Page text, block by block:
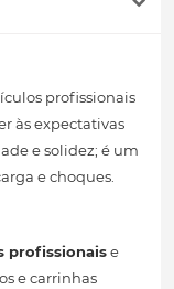
profissionais
às expectativas
e solidez; é um
e choques.
profissionaise
e carrinhas